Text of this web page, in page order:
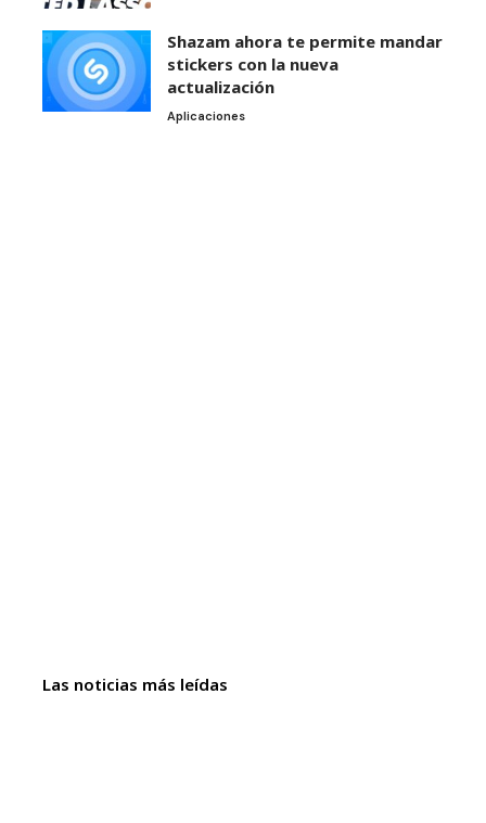
Shazam ahora te permite mandar
stickers con la nueva
actualización
Aplicaciones
Las noticias más leídas